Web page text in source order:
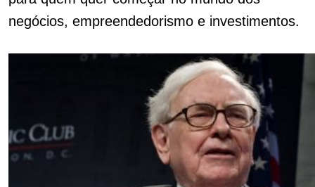
negócios, empreendedorismo e investimentos.